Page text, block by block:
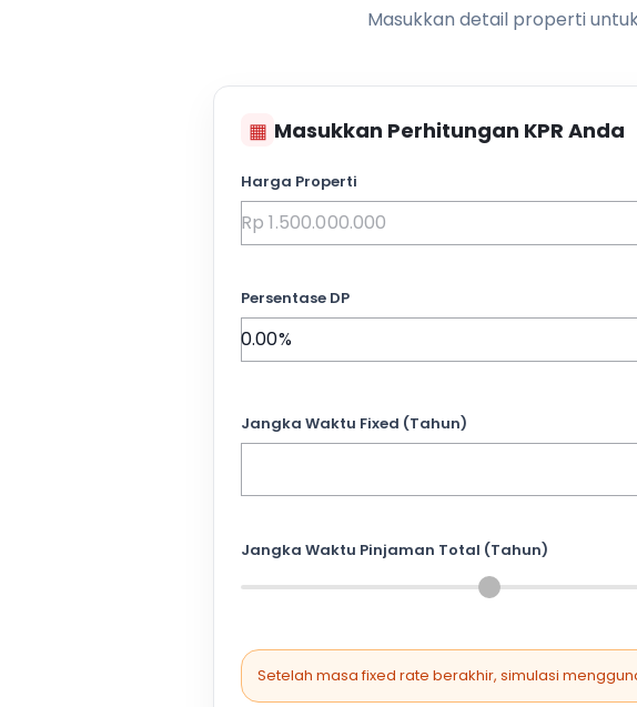
Masukkan detail properti
▦ Masukkan Perhitungan KPR Anda
Harga Properti
Persentase DP
Jangka Waktu Fixed (Tahun)
Jangka Waktu Pinjaman Total (Tahun)
Setelah masa fixed rate berakhir, simulasi